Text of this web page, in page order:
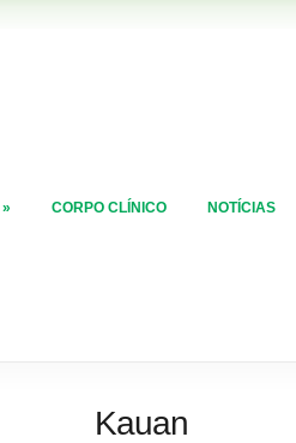
» CORPO CLÍNICO NOTÍCIAS
Kauan